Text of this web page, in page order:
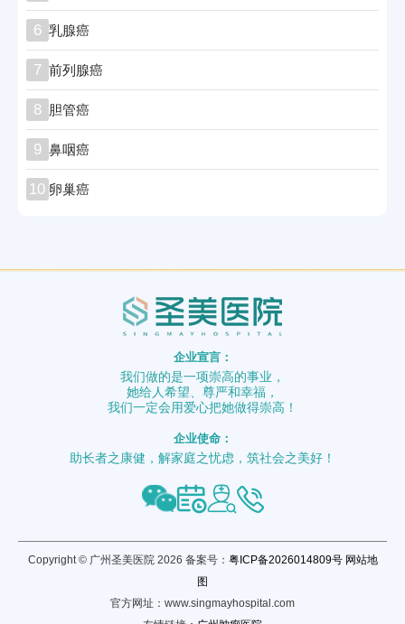
6 乳腺癌
7 前列腺癌
8 胆管癌
9 鼻咽癌
10 卵巢癌
企业宣言：
我们做的是一项崇高的事业，
她给人希望、尊严和幸福，
我们一定会用爱心把她做得崇高！
企业使命：
助长者之康健，解家庭之忧虑，筑社会之美好！
Copyright © 广州圣美医院 2026 备案号： 粤ICP备2026014809号 网站地
图
官方网址：www.singmayhospital.com